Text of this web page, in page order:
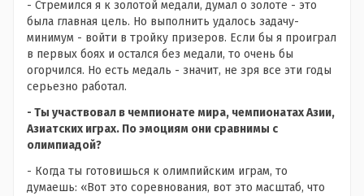
- Стремился я к золотой медали, думал о золоте - это
была главная цель. Но выполнить удалось задачу-
минимум - войти в тройку призеров. Если бы я проиграл
в первых боях и остался без медали, то очень бы
огорчился. Но есть медаль - значит, не зря все эти годы
серьезно работал.
- Ты участвовал в чемпионате мира, чемпионатах Азии,
Азиатских играх. По эмоциям они сравнимы с
олимпиадой?
- Когда ты готовишься к олимпийским играм, то
думаешь: «Вот это соревнования, вот это масштаб, что